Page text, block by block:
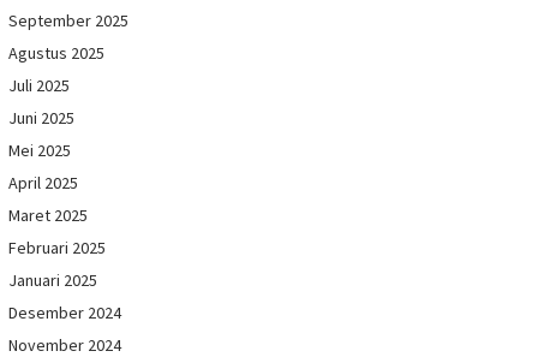
September 2025
Agustus 2025
Juli 2025
Juni 2025
Mei 2025
April 2025
Maret 2025
Februari 2025
Januari 2025
Desember 2024
November 2024